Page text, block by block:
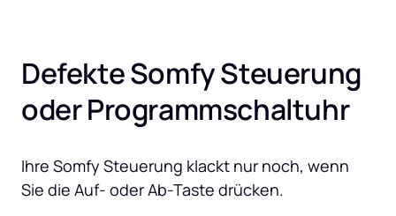
Defekte Somfy Steuerung
oder Programmschaltuhr
Ihre Somfy Steuerung klackt nur noch, wenn
Sie die Auf- oder Ab-Taste drücken.